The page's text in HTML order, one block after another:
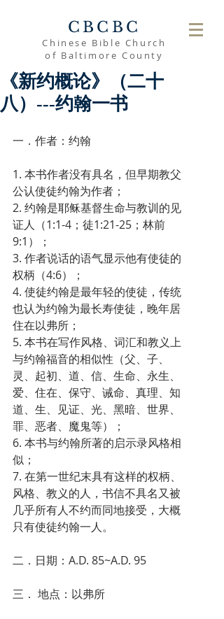
CBCBC
Chinese Bible Church
of Baltimore County
《新约概论》（二十
八）---约翰一书
一．作者：约翰
1. 本书作者没有具名，但早期教父
公认使徒约翰为作者；
2. 约翰是耶稣基督生命与教训的见
证人（1:1-4；徒1:21-25；林前
9:1）；
3. 作者说话的语气显示他有使徒的
权柄（4:6）；
4. 使徒约翰是最年轻的使徒，传统
也认为约翰为最长寿使徒，晚年居
住在以弗所；
5. 本书在写作风格、词汇和教义上
与约翰福音的相似性（父、子、
灵、起初、道、信、生命、永生、
爱、住在、保守、诫命、真理、知
道、生、见证、光、黑暗、世界、
罪、恶者、魔鬼等）；
6. 本书与约翰所著的启示录风格相
似；
7. 在第一世纪末具有这样的权柄、
风格、教义的人，书信不具名又被
几乎所有人不约而同地接受，大概
只有使徒约翰一人。
二．日期：A.D. 85~A.D. 95
三． 地点：以弗所